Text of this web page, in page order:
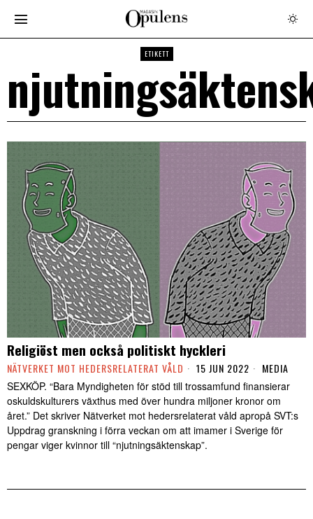
ETIKETT
Religiöst men också politiskt hyckleri
NÄTVERKET MOT HEDERSRELATERAT VÅLD 15 JUN 2022 MEDIA
SEXKÖP. “Bara Myndigheten för stöd till trossamfund finansierar
oskuldskulturers växthus med över hundra miljoner kronor om
året.” Det skriver Nätverket mot hedersrelaterat våld apropå SVT:s
Uppdrag granskning i förra veckan om att imamer i Sverige för
pengar viger kvinnor till “njutningsäktenskap”.